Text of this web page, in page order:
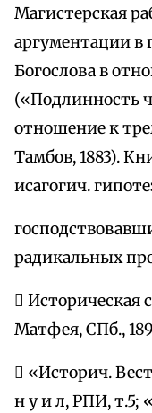
Магистерская
аргументации в
Богослова в
(«Подлинность
отношение к
Тамбов, 1883).
исагогич.
радикальных
 Историческая
Матфея, СПб.,
 «Историч.
н у и л, РПИ, т.5;